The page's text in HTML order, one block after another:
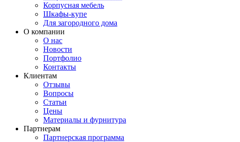
Корпусная мебель
Шкафы-купе
Для загородного дома
О компании
О нас
Новости
Портфолио
Контакты
Клиентам
Отзывы
Вопросы
Статьи
Цены
Материалы и фурнитура
Партнерам
Партнерская программа